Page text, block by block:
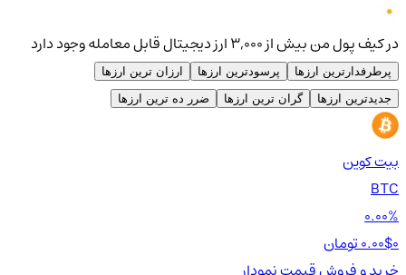
در کیف پول من بیش از ۳,۰۰۰ ارز دیجیتال قابل معامله وجود دارد
پرطرفدارترین ارزها پرسودترین ارزها
ارزان ترین ارزها
جدیدترین ارزها
گران ترین ارزها ضرر ده ترین ارزها
بیت کوین
BTC
0.00%
0.00$